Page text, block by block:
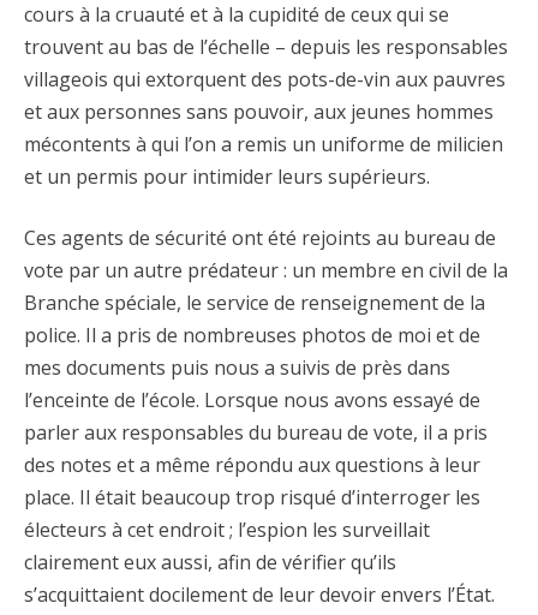
cours à la cruauté et à la cupidité de ceux qui se
trouvent au bas de l’échelle – depuis les responsables
villageois qui extorquent des pots-de-vin aux pauvres
et aux personnes sans pouvoir, aux jeunes hommes
mécontents à qui l’on a remis un uniforme de milicien
et un permis pour intimider leurs supérieurs.
Ces agents de sécurité ont été rejoints au bureau de
vote par un autre prédateur : un membre en civil de la
Branche spéciale, le service de renseignement de la
police. Il a pris de nombreuses photos de moi et de
mes documents puis nous a suivis de près dans
l’enceinte de l’école. Lorsque nous avons essayé de
parler aux responsables du bureau de vote, il a pris
des notes et a même répondu aux questions à leur
place. Il était beaucoup trop risqué d’interroger les
électeurs à cet endroit ; l’espion les surveillait
clairement eux aussi, afin de vérifier qu’ils
s’acquittaient docilement de leur devoir envers l’État.